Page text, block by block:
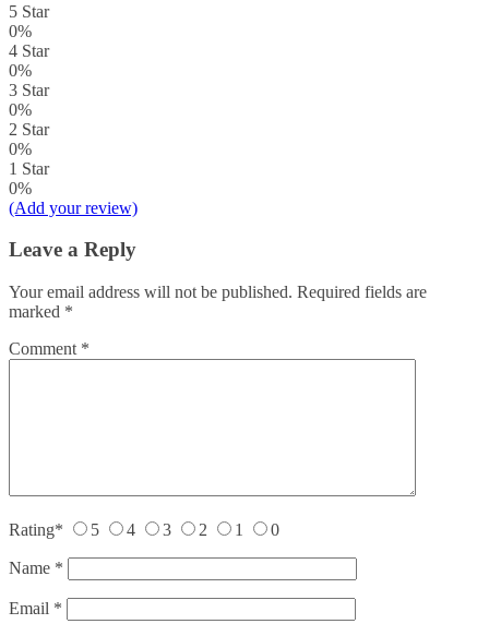
5 Star
0%
4 Star
0%
3 Star
0%
2 Star
0%
1 Star
0%
(Add your review)
Leave a Reply
Your email address will not be published. Required fields are
marked *
Comment *
Rating* 5 4 3 2 1 0
Name *
Email *